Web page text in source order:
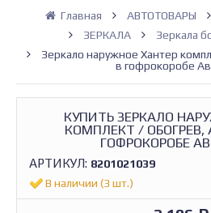
Главная АВТОТОВАРЫ
ЗЕРКАЛА
Зеркала
Зеркало наружное Хантер
в гофрокоробе
КУПИТЬ ЗЕРКАЛО
КОМПЛЕКТ /
ГОФРОКОРОБЕ
АРТИКУЛ: 8201021039
В наличии (3 шт.)